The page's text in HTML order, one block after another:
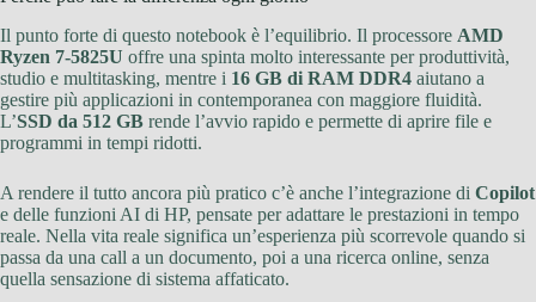
Il punto forte di questo notebook è l’equilibrio. Il processore AMD
Ryzen 7-5825U offre una spinta molto interessante per produttività,
studio e multitasking, mentre i 16 GB di RAM DDR4 aiutano a
gestire più applicazioni in contemporanea con maggiore fluidità.
L’SSD da 512 GB rende l’avvio rapido e permette di aprire file e
programmi in tempi ridotti.
A rendere il tutto ancora più pratico c’è anche l’integrazione di Copilot
e delle funzioni AI di HP, pensate per adattare le prestazioni in tempo
reale. Nella vita reale significa un’esperienza più scorrevole quando si
passa da una call a un documento, poi a una ricerca online, senza
quella sensazione di sistema affaticato.